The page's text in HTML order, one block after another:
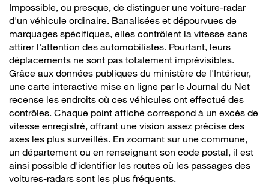
Impossible, ou presque, de distinguer une voiture-radar
d'un véhicule ordinaire. Banalisées et dépourvues de
marquages spécifiques, elles contrôlent la vitesse sans
attirer l'attention des automobilistes. Pourtant, leurs
déplacements ne sont pas totalement imprévisibles.
Grâce aux données publiques du ministère de l'Intérieur,
une carte interactive mise en ligne par le Journal du Net
recense les endroits où ces véhicules ont effectué des
contrôles. Chaque point affiché correspond à un excès de
vitesse enregistré, offrant une vision assez précise des
axes les plus surveillés. En zoomant sur une commune,
un département ou en renseignant son code postal, il est
ainsi possible d'identifier les routes où les passages des
voitures-radars sont les plus fréquents.